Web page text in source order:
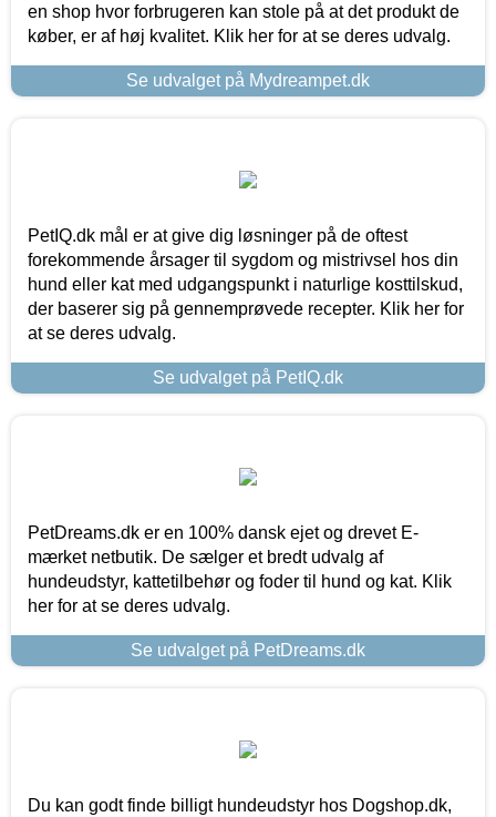
en shop hvor forbrugeren kan stole på at det produkt de
køber, er af høj kvalitet. Klik her for at se deres udvalg.
Se udvalget på Mydreampet.dk
PetIQ.dk mål er at give dig løsninger på de oftest
forekommende årsager til sygdom og mistrivsel hos din
hund eller kat med udgangspunkt i naturlige kosttilskud,
der baserer sig på gennemprøvede recepter. Klik her for
at se deres udvalg.
Se udvalget på PetIQ.dk
PetDreams.dk er en 100% dansk ejet og drevet E-
mærket netbutik. De sælger et bredt udvalg af
hundeudstyr, kattetilbehør og foder til hund og kat. Klik
her for at se deres udvalg.
Se udvalget på PetDreams.dk
Du kan godt finde billigt hundeudstyr hos Dogshop.dk,